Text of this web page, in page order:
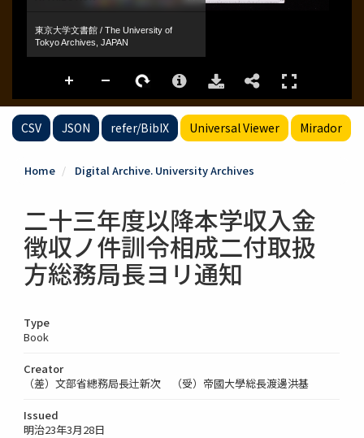
CSV JSON refer/BibIX Universal Viewer Mirador
Home Digital Archive. University Archives
二十三年度以降本学収入金
徴収ノ件訓令相成二付取扱
方総務局長ヨリ通知
Type
Book
Creator
（差）文部省總務局長辻新次 （受）帝國大學総長渡邊洪基
Issued
明治23年3月28日